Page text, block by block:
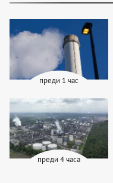
преди 1 час
преди 4 часа